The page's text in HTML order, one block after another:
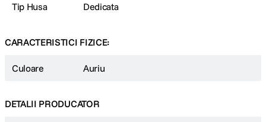
Tip Husa Dedicata
CARACTERISTICI FIZICE:
Culoare Auriu
DETALII PRODUCATOR